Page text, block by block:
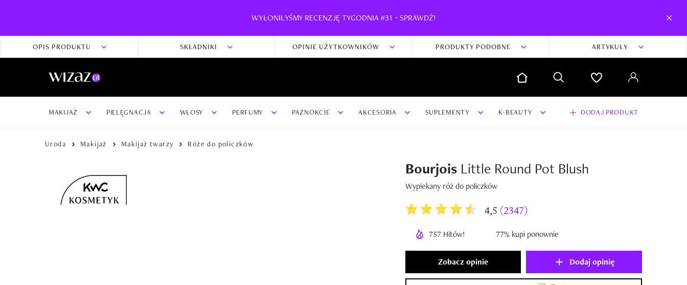
WYŁONIŁYŚMY RECENZJĘ TYGODNIA #31 - SPRAWDŹ!
OPIS PRODUKTU SKŁADNIKI OPINIE UŻYTKOWNIKÓW PRODUKTY PODOBNE ARTYKUŁY
MAKIJAŻ PIELĘGNACJA WŁOSY PERFUMY PAZNOKCIE AKCESORIA SUPLEMENTY K-BEAUTY DODAJ PRODUKT
Uroda Makijaż Makijaż twarzy Róże do policzków
BourjoisLittle Round Pot Blush
Wypiekany róż do policzków
4,5 (2347)
757 Hitów! 77% kupi ponownie
Zobacz opinie Dodaj opinię